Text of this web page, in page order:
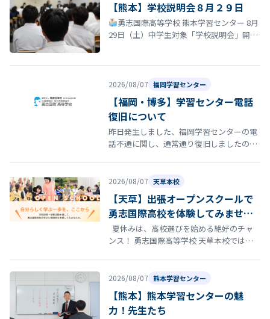
【熊本】学校説明会８月２９日
勇志国際高等学校 熊本学習センター 8月
29日（土）中学生対象「学校説明会」開催
2026/08/07 福岡学習センター
【福岡・博多】学習センター電話
復旧について
昨日発生しました、福岡学習センターの電
話不通に関し、通常通り復旧しましたので
2026/08/07 天草本校
【天草】出張オープンスクールで
勇志国際高校を体験してみません
か？
夏休みは、高校選びを始める絶好のチャ
ンス！ 勇志国際高等学校 天草本校では、8
2026/08/07 熊本学習センター
【熊本】熊本学習センターの魅
力！先生たち